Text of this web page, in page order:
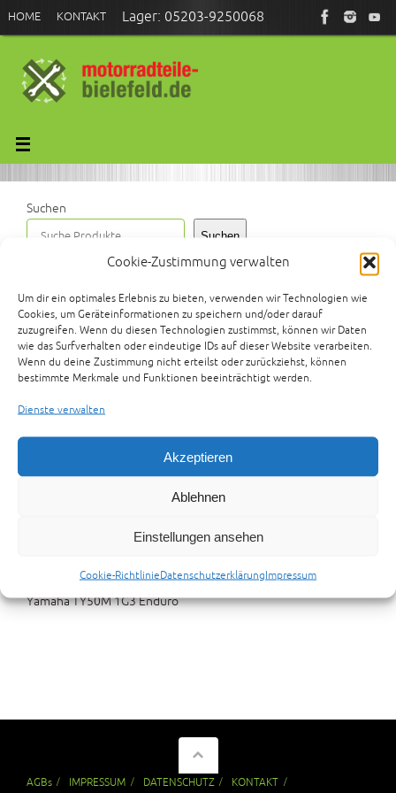
Cookie-Zustimmung verwalten
Um dir ein optimales Erlebnis zu bieten, verwenden wir Technologien wie
Cookies, um Geräteinformationen zu speichern und/oder darauf
zuzugreifen. Wenn du diesen Technologien zustimmst, können wir Daten
wie das Surfverhalten oder eindeutige IDs auf dieser Website verarbeiten.
Wenn du deine Zustimmung nicht erteilst oder zurückziehst, können
bestimmte Merkmale und Funktionen beeinträchtigt werden.
Dienste verwalten
Akzeptieren
Ablehnen
Einstellungen ansehen
Cookie-RichtlinieDatenschutzerklärungImpressum
HOME KONTAKT Lager: 05203-9250068
Größter Motorrad-Gebrauchtteile-
Basis-Fahrzeuge und Umbauteile
für Streetfighter-, Scrambler-,
Bobber- und Café-Racer-Projekte
Suchen
Suchen
StartProdukte verschlagwortet mit „RD50M“
RD50M
Einzelnes Ergebnis wird angezeigt
Yamaha TY50M 1G3 Enduro
AGBs IMPRESSUM DATENSCHUTZ
KONTAKT